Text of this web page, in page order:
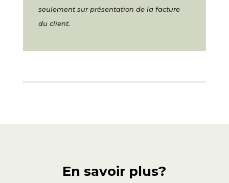
seulement sur présentation de la facture
du client.
En savoir plus?